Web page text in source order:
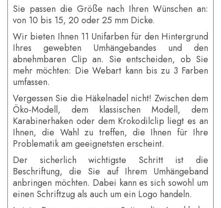
Sie passen die Größe nach Ihren Wünschen an:
von 10 bis 15, 20 oder 25 mm Dicke.
Wir bieten Ihnen 11 Unifarben für den Hintergrund
Ihres gewebten Umhängebandes und den
abnehmbaren Clip an. Sie entscheiden, ob Sie
mehr möchten: Die Webart kann bis zu 3 Farben
umfassen.
Vergessen Sie die Häkelnadel nicht! Zwischen dem
Öko-Modell, dem klassischen Modell, dem
Karabinerhaken oder dem Krokodilclip liegt es an
Ihnen, die Wahl zu treffen, die Ihnen für Ihre
Problematik am geeignetsten erscheint.
Der sicherlich wichtigste Schritt ist die
Beschriftung, die Sie auf Ihrem Umhängeband
anbringen möchten. Dabei kann es sich sowohl um
einen Schriftzug als auch um ein Logo handeln.